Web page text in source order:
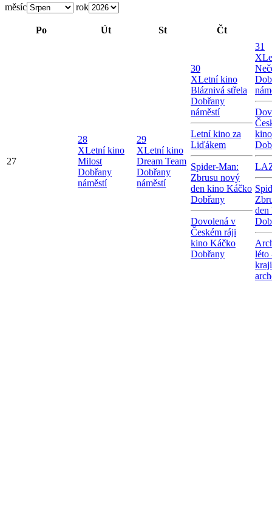
měsíc rok
Po Út St Čt
27
28
XLetní kino
Milost
Dobřany
náměstí
29
XLetní kino
Dream Team
Dobřany
náměstí
30
XLetní kino
Bláznivá střela
Dobřany
náměstí
Letní kino za
Liďákem
Spider-Man:
Zbrusu nový
den kino Káčko
Dobřany
Dovolená v
Českém ráji
kino Káčko
Dobřany
31
X
den
léto